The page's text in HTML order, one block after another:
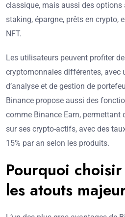
classique, mais aussi des options
staking, épargne, prêts en crypto,
NFT.
Les utilisateurs peuvent profiter
cryptomonnaies différentes, avec
d’analyse et de gestion de
Binance propose aussi des
comme Binance Earn, permettant
sur ses crypto-actifs, avec des
15% par an selon les produits.
Pourquoi
les atouts